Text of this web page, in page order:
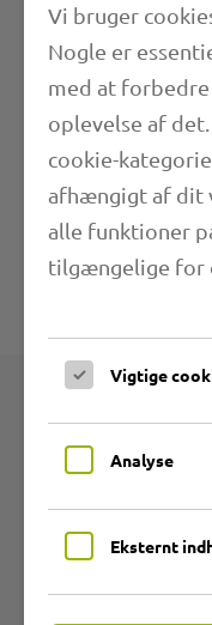
Anvendelsesområder
Yderligere
Produkter
Slanger af slidstærkt
Fleksible PVC-slanger
Vi bruger
Nogle er
med at
oplevelse af
cookie-
afhængigt af dit
alle funktioner
tilgængelige for
Vigtige
Analyse
Eksternt